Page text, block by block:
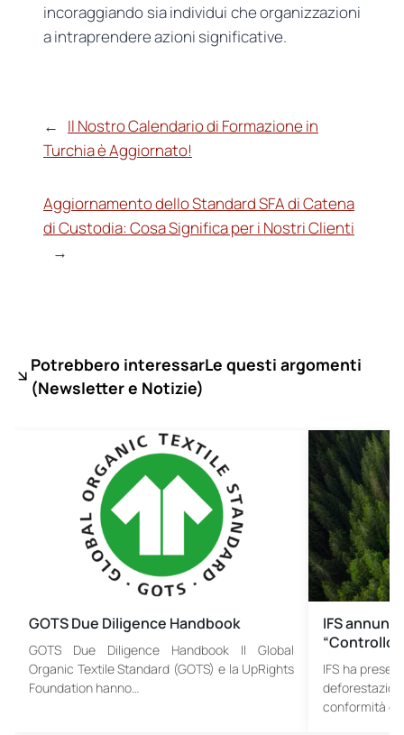
incoraggiando sia individui che organizzazioni
a intraprendere azioni significative.
←
Il Nostro Calendario di Formazione in
Turchia è Aggiornato!
Aggiornamento dello Standard SFA di Catena
di Custodia: Cosa Significa per i Nostri Clienti
→
Potrebbero interessarLe questi argomenti
(Newsletter e Notizie)
GOTS Due Diligence Handbook
GOTS Due Diligence Handbook Il Global
Organic Textile Standard (GOTS) e la UpRights
Foundation hanno…
IFS
“Controllo
IFS ha
conformità